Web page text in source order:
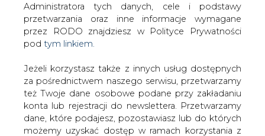
WŁĄCZ CIRE.TV
Administratora tych danych, cele i podstawy
przetwarzania oraz inne informacje wymagane
przez RODO znajdziesz w Polityce Prywatności
pod tym linkiem.
Jeżeli korzystasz także z innych usług dostępnych
za pośrednictwem naszego serwisu, przetwarzamy
też Twoje dane osobowe podane przy zakładaniu
konta lub rejestracji do newslettera. Przetwarzamy
dane, które podajesz, pozostawiasz lub do których
możemy uzyskać dostęp w ramach korzystania z
Strona główna
SERWIS INFORMACYJNY CIRE
/ Elektrim: rozprawa upadłościowa 4 października